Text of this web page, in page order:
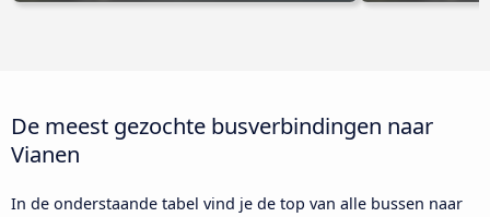
De meest gezochte busverbindingen naar
Vianen
In de onderstaande tabel vind je de top van alle bussen naar